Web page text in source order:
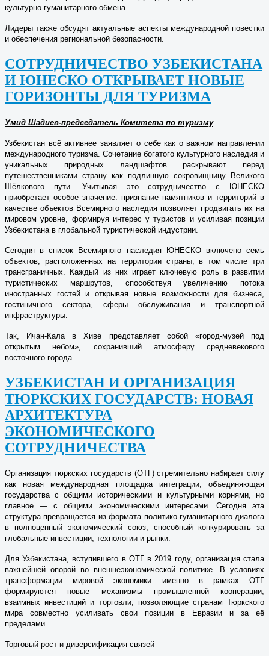
культурно-гуманитарного обмена.
Лидеры также обсудят актуальные аспекты международной повестки
и обеспечения региональной безопасности.
СОТРУДНИЧЕСТВО УЗБЕКИСТАНА
И ЮНЕСКО ОТКРЫВАЕТ НОВЫЕ
ГОРИЗОНТЫ ДЛЯ ТУРИЗМА
Умид Шадиев-председатель Комитета по туризму
Узбекистан всё активнее заявляет о себе как о важном направлении
международного туризма. Сочетание богатого культурного наследия и
уникальных природных ландшафтов раскрывают перед
путешественниками страну как подлинную сокровищницу Великого
Шёлкового пути. Учитывая это сотрудничество с ЮНЕСКО
приобретает особое значение: признание памятников и территорий в
качестве объектов Всемирного наследия позволяет продвигать их на
мировом уровне, формируя интерес у туристов и усиливая позиции
Узбекистана в глобальной туристической индустрии.
Сегодня в список Всемирного наследия ЮНЕСКО включено семь
объектов, расположенных на территории страны, в том числе три
трансграничных. Каждый из них играет ключевую роль в развитии
туристических маршрутов, способствуя увеличению потока
иностранных гостей и открывая новые возможности для бизнеса,
гостиничного сектора, сферы обслуживания и транспортной
инфраструктуры.
Так, Ичан-Кала в Хиве представляет собой «город-музей под
открытым небом», сохранивший атмосферу средневекового
восточного города.
УЗБЕКИСТАН И ОРГАНИЗАЦИЯ
ТЮРКСКИХ ГОСУДАРСТВ: НОВАЯ
АРХИТЕКТУРА
ЭКОНОМИЧЕСКОГО
СОТРУДНИЧЕСТВА
Организация тюркских государств (ОТГ) стремительно набирает силу
как новая международная площадка интеграции, объединяющая
государства с общими историческими и культурными корнями, но
главное — с общими экономическими интересами. Сегодня эта
структура превращается из формата политико-гуманитарного диалога
в полноценный экономический союз, способный конкурировать за
глобальные инвестиции, технологии и рынки.
Для Узбекистана, вступившего в ОТГ в 2019 году, организация стала
важнейшей опорой во внешнеэкономической политике. В условиях
трансформации мировой экономики именно в рамках ОТГ
формируются новые механизмы промышленной кооперации,
взаимных инвестиций и торговли, позволяющие странам Тюркского
мира совместно усиливать свои позиции в Евразии и за её
пределами.
Торговый рост и диверсификация связей